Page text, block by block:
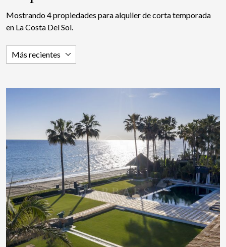
Mostrando 4 propiedades para alquiler de corta temporada
en La Costa Del Sol.
Más recientes